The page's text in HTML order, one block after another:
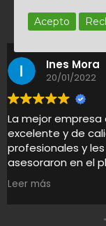
18/01/2022
Buenos
siempre y
de servicio.
Acepto